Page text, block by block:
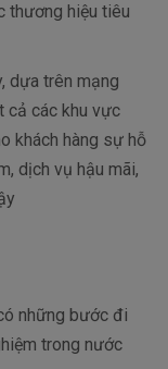
thương hiệu tiêu
dựa trên mạng
cả các khu vực
khách hàng sự hỗ
dịch vụ hậu mãi,
những bước đi
trong nước